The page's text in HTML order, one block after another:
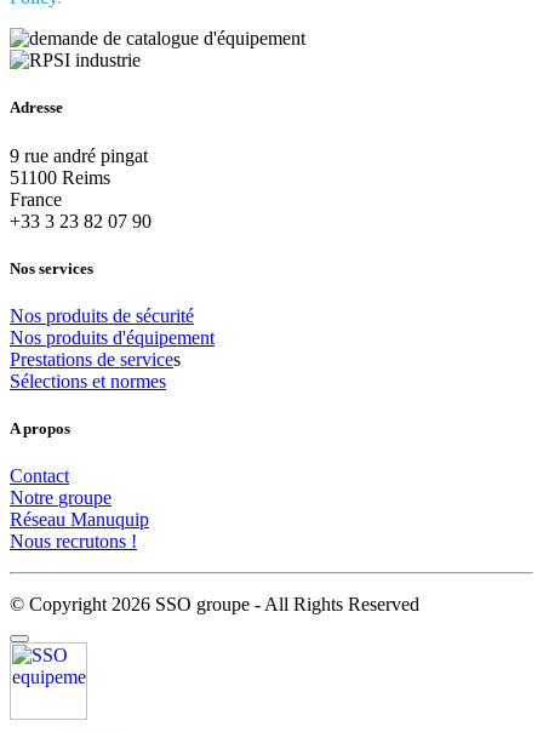
Adresse
9 rue andré pingat
51100 Reims
France
+33 3 23 82 07 90
Nos services
Nos produits de sécurité
Nos produits d'équipement
Prestations de services
Sélections et normes
A propos
Contact
Notre groupe
Réseau Manuquip
Nous recrutons !
© Copyright 2026 SSO groupe - All Rights Reserved